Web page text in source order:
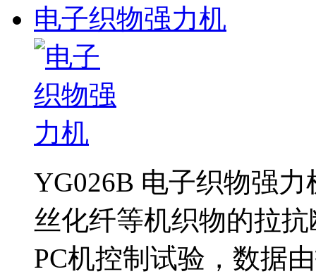
电子织物强力机
YG026B 电子织物强
丝化纤等机织物的拉
PC机控制试验，数据